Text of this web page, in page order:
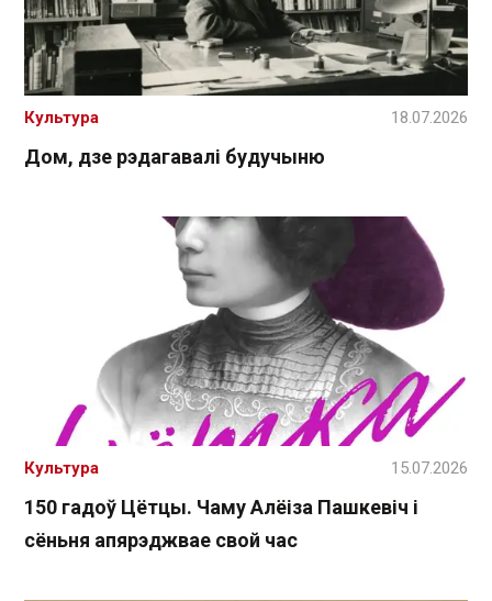
Дом, дзе рэдагавалі будучыню
Культура 18.07.2026
150 гадоў Цётцы. Чаму Алёіза Пашкевіч і
сёньня апярэджвае свой час
Культура 15.07.2026